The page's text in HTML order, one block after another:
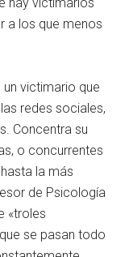
a los que menos
victimario que
redes sociales,
Concentra su
o concurrentes
la más
de Psicología
«troles
se pasan todo